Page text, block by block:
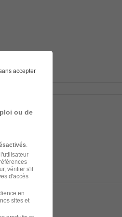
accepter
ou de
vérifier s'il
d'accès
en
sites et